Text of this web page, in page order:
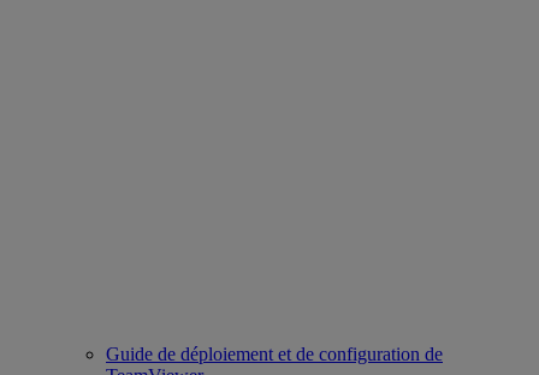
Guide de déploiement et de configuration de